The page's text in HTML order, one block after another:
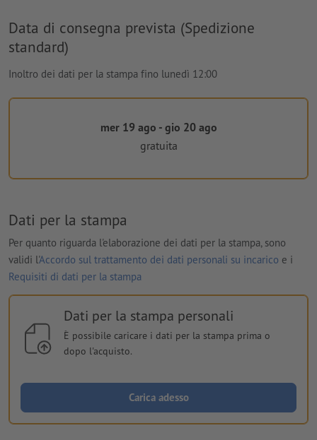
Data di consegna prevista (Spedizione
standard)
Inoltro dei dati per la stampa fino lunedì 12:00
mer 19 ago - gio 20 ago
gratuita
Dati per la stampa
Per quanto riguarda l'elaborazione dei dati per la stampa, sono
validi l'Accordo sul trattamento dei dati personali su incarico e i
Requisiti di dati per la stampa
Dati per la stampa personali
È possibile caricare i dati per la stampa prima o
dopo l'acquisto.
Carica adesso